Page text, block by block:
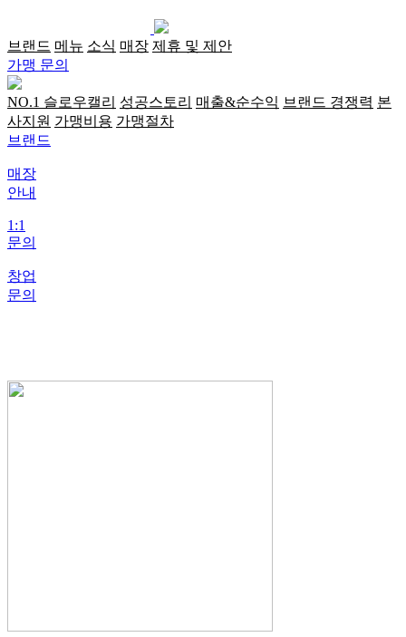
브랜드 메뉴 소식 매장 제휴 및 제안
가맹 문의
NO.1 슬로우캘리 성공스토리 매출&순수익 브랜드 경쟁력 본
사지원 가맹비용 가맹절차
브랜드
매장
안내
1:1
문의
창업
문의